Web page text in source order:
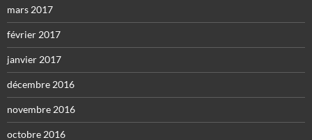
mars 2017
février 2017
janvier 2017
décembre 2016
novembre 2016
octobre 2016